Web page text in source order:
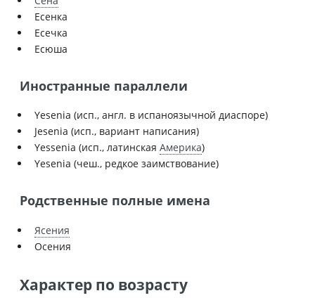
Есенка
Есечка
Есюша
Иностранные параллели
Yesenia (исп., англ. в испаноязычной диаспоре)
Jesenia (исп., вариант написания)
Yessenia (исп., латинская Америка)
Yesenia (чеш., редкое заимствование)
Родственные полные имена
Ясения
Осения
Характер по возрасту